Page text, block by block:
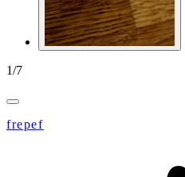
1/7
frepef